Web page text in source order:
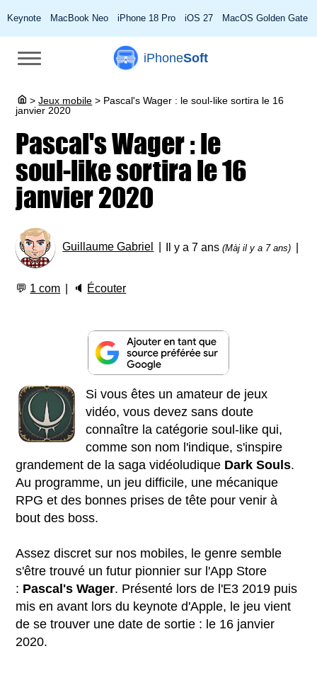
Keynote MacBook Neo iPhone 18 Pro iOS 27 MacOS Golden Gate
iPhoneSoft
> Jeux mobile > Pascal's Wager : le soul-like sortira le 16
janvier 2020
Pascal's Wager : le
soul-like sortira le 16
janvier 2020
Guillaume Gabriel Il y a 7 ans(Màj il y a 7 ans)
💬 1 com 🔈 Écouter
Si vous êtes un amateur de jeux
vidéo, vous devez sans doute
connaître la catégorie soul-like qui,
comme son nom l'indique, s'inspire
grandement de la saga vidéoludique Dark Souls.
Au programme, un jeu difficile, une mécanique
RPG et des bonnes prises de tête pour venir à
bout des boss.
Assez discret sur nos mobiles, le genre semble
s'être trouvé un futur pionnier sur l'App Store
: Pascal's Wager. Présenté lors de l'E3 2019 puis
mis en avant lors du keynote d'Apple, le jeu vient
de se trouver une date de sortie : le 16 janvier
2020.